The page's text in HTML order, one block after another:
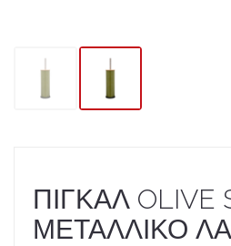
ΠΙΓΚΑΛ OLIVE
ΜΕΤΑΛΛΙΚΟ